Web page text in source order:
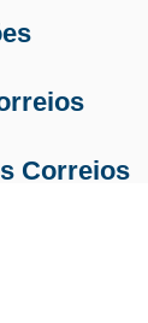
Correios